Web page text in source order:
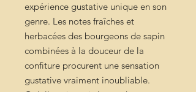
expérience gustative unique en son
genre. Les notes fraîches et
herbacées des bourgeons de sapin
combinées à la douceur de la
confiture procurent une sensation
gustative vraiment inoubliable.